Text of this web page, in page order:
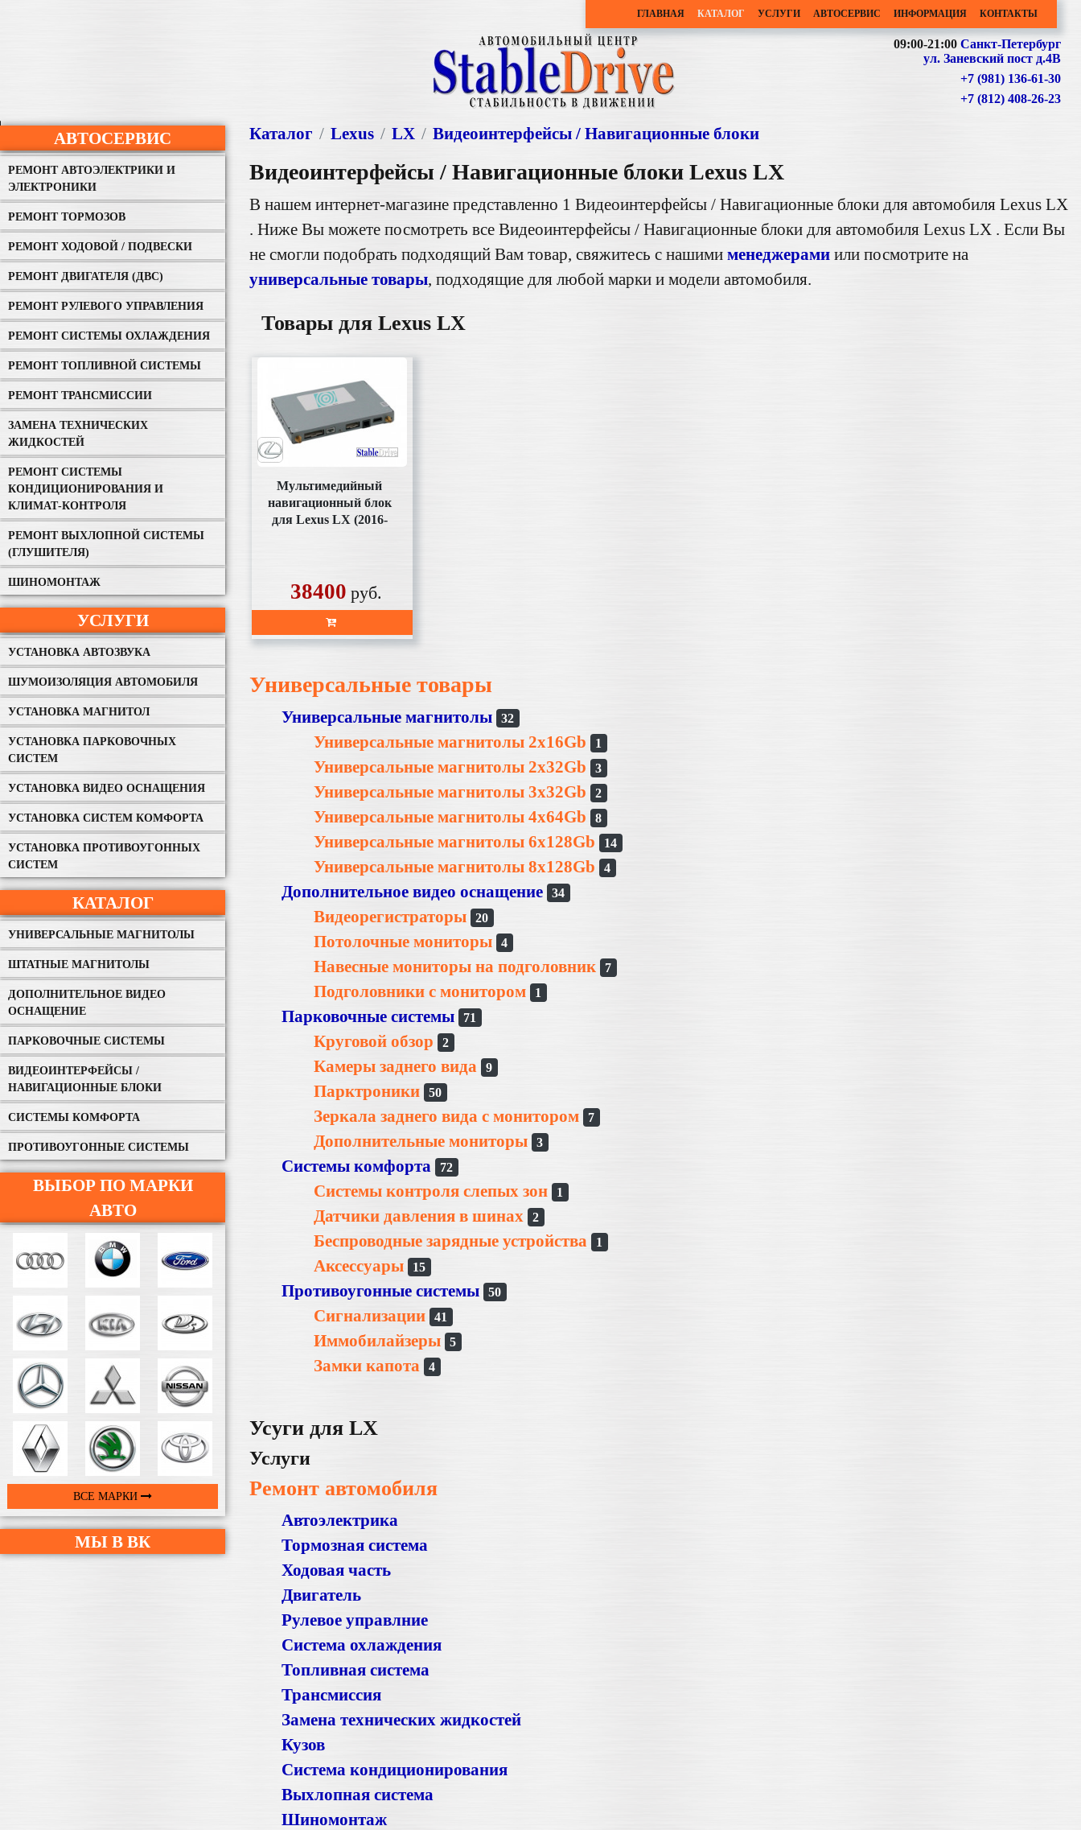
ГЛАВНАЯ КАТАЛОГ УСЛУГИ АВТОСЕРВИС ИНФОРМАЦИЯ КОНТАКТЫ
09:00-21:00 Санкт-Петербург
ул. Заневский пост д.4В
+7 (981) 136-61-30
+7 (812) 408-26-23
АВТОСЕРВИС
РЕМОНТ АВТОЭЛЕКТРИКИ И
ЭЛЕКТРОНИКИ
РЕМОНТ ТОРМОЗОВ
РЕМОНТ ХОДОВОЙ / ПОДВЕСКИ
РЕМОНТ ДВИГАТЕЛЯ (ДВС)
РЕМОНТ РУЛЕВОГО УПРАВЛЕНИЯ
РЕМОНТ СИСТЕМЫ ОХЛАЖДЕНИЯ
РЕМОНТ ТОПЛИВНОЙ СИСТЕМЫ
РЕМОНТ ТРАНСМИССИИ
ЗАМЕНА ТЕХНИЧЕСКИХ
ЖИДКОСТЕЙ
РЕМОНТ СИСТЕМЫ
КОНДИЦИОНИРОВАНИЯ И
КЛИМАТ-КОНТРОЛЯ
РЕМОНТ ВЫХЛОПНОЙ СИСТЕМЫ
(ГЛУШИТЕЛЯ)
ШИНОМОНТАЖ
УСЛУГИ
УСТАНОВКА АВТОЗВУКА
ШУМОИЗОЛЯЦИЯ АВТОМОБИЛЯ
УСТАНОВКА МАГНИТОЛ
УСТАНОВКА ПАРКОВОЧНЫХ
СИСТЕМ
УСТАНОВКА ВИДЕО ОСНАЩЕНИЯ
УСТАНОВКА СИСТЕМ КОМФОРТА
УСТАНОВКА ПРОТИВОУГОННЫХ
СИСТЕМ
КАТАЛОГ
УНИВЕРСАЛЬНЫЕ МАГНИТОЛЫ
ШТАТНЫЕ МАГНИТОЛЫ
ДОПОЛНИТЕЛЬНОЕ ВИДЕО
ОСНАЩЕНИЕ
ПАРКОВОЧНЫЕ СИСТЕМЫ
ВИДЕОИНТЕРФЕЙСЫ /
НАВИГАЦИОННЫЕ БЛОКИ
СИСТЕМЫ КОМФОРТА
ПРОТИВОУГОННЫЕ СИСТЕМЫ
ВЫБОР ПО МАРКИ
АВТО
ВСЕ МАРКИ
МЫ В ВК
Каталог Lexus LX Видеоинтерфейсы / Навигационные блоки
Видеоинтерфейсы / Навигационные блоки Lexus LX
В нашем интернет-магазине представленно 1 Видеоинтерфейсы / Навигационные блоки для автомобиля Lexus LX
. Ниже Вы можете посмотреть все Видеоинтерфейсы / Навигационные блоки для автомобиля Lexus LX . Если Вы
не смогли подобрать подходящий Вам товар, свяжитесь с нашимименеджерами или посмотрите на
универсальные товары, подходящие для любой марки и модели автомобиля.
Товары для Lexus LX
Мультимедийный
навигационный блок
для Lexus LX (2016-
LS (2016) / IS (2016)
экран 10.3 in (4+64 ГБ)
на Android 8.1
(SDB5805 )
38400 руб.
Универсальные товары
Универсальные магнитолы 32
Универсальные магнитолы 2x16Gb 1
Универсальные магнитолы 2x32Gb 3
Универсальные магнитолы 3x32Gb 2
Универсальные магнитолы 4x64Gb 8
Универсальные магнитолы 6x128Gb 14
Универсальные магнитолы 8x128Gb 4
Дополнительное видео оснащение 34
Видеорегистраторы 20
Потолочные мониторы 4
Навесные мониторы на подголовник 7
Подголовники с монитором 1
Парковочные системы 71
Круговой обзор 2
Камеры заднего вида 9
Парктроники 50
Зеркала заднего вида с монитором 7
Дополнительные мониторы 3
Системы комфорта 72
Системы контроля слепых зон 1
Датчики давления в шинах 2
Беспроводные зарядные устройства 1
Аксессуары 15
Противоугонные системы 50
Сигнализации 41
Иммобилайзеры 5
Замки капота 4
Усуги для LX
Услуги
Ремонт автомобиля
Автоэлектрика
Тормозная система
Ходовая часть
Двигатель
Рулевое управлние
Система охлаждения
Топливная система
Трансмиссия
Замена технических жидкостей
Кузов
Система кондиционирования
Выхлопная система
Шиномонтаж